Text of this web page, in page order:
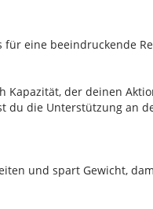
eine beeindruckende
der deinen
die Unterstützung an
und spart Gewicht,